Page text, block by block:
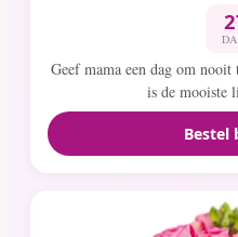
Geef mama een dag om
is de mooiste
Bestel